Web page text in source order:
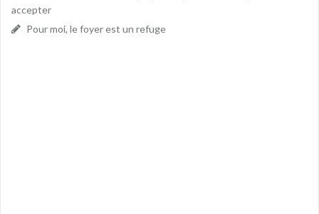
accepter
Pour moi, le foyer est un refuge